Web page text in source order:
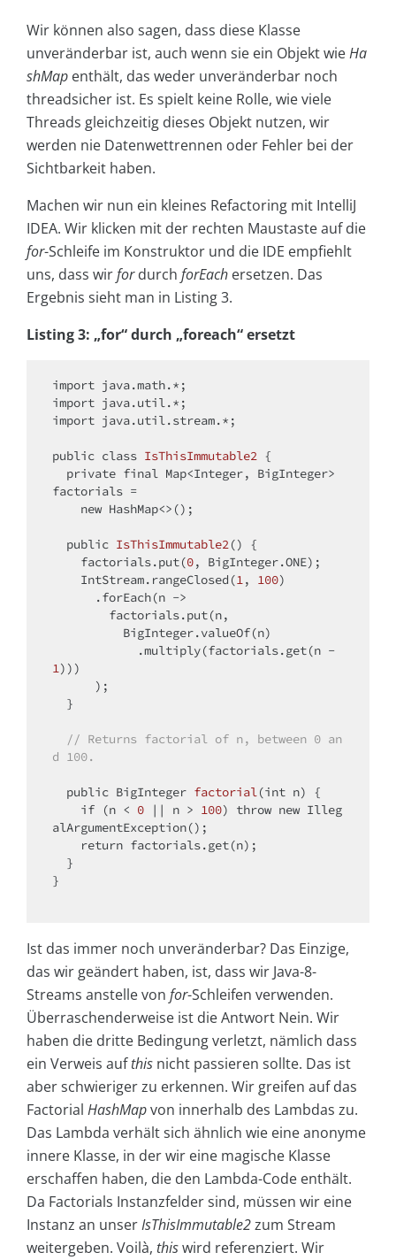
Wir können also sagen, dass diese Klasse
unveränderbar ist, auch wenn sie ein Objekt wieHa
shMap enthält, das weder unveränderbar noch
threadsicher ist. Es spielt keine Rolle, wie viele
Threads gleichzeitig dieses Objekt nutzen, wir
werden nie Datenwettrennen oder Fehler bei der
Sichtbarkeit haben.
Machen wir nun ein kleines Refactoring mit IntelliJ
IDEA. Wir klicken mit der rechten Maustaste auf die
for-Schleife im Konstruktor und die IDE empfiehlt
uns, dass wirfordurch forEach ersetzen. Das
Ergebnis sieht man in Listing 3.
Listing 3: „for“ durch „foreach“ ersetzt
import
import
import java.util.stream.*;
public class IsThisImmutable2 {
private final Map<Integer, BigInteger>
factorials =
new HashMap<>();
public IsThisImmutable2()
{
    factorials.put(
0, BigInteger.ONE);
    IntStream.rangeClosed(
1, 100)
1)))
// Returns factorial of n, between 0 an
d 100.
public BigInteger factorial(int n)
{
if (n < 0 || n > 100) throw new Illeg
alArgumentException();
return factorials.get(n);
}
Ist das immer noch unveränderbar? Das Einzige,
das wir geändert haben, ist, dass wir Java-8-
Streams anstelle von for-Schleifen verwenden.
Überraschenderweise ist die Antwort Nein. Wir
haben die dritte Bedingung verletzt, nämlich dass
ein Verweis aufthis nicht passieren sollte. Das ist
aber schwieriger zu erkennen. Wir greifen auf das
Factorial HashMapvon innerhalb des Lambdas zu.
Das Lambda verhält sich ähnlich wie eine anonyme
innere Klasse, in der wir eine magische Klasse
erschaffen haben, die den Lambda-Code enthält.
Da Factorials Instanzfelder sind, müssen wir eine
Instanz an unserIsThisImmutable2zum Stream
weitergeben. Voilà, thiswird referenziert. Wir